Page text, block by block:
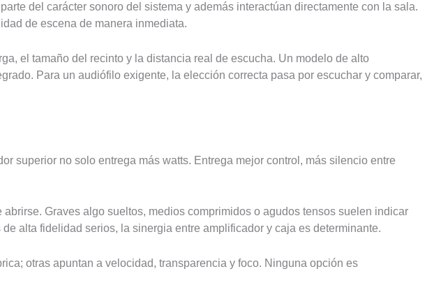
del carácter sonoro del sistema y además interactúan directamente con la sala.
de escena de manera inmediata.
el tamaño del recinto y la distancia real de escucha. Un modelo de alto
Para un audiófilo exigente, la elección correcta pasa por escuchar y comparar,
superior no solo entrega más watts. Entrega mejor control, más silencio entre
Graves algo sueltos, medios comprimidos o agudos tensos suelen indicar
alta fidelidad serios, la sinergia entre amplificador y caja es determinante.
otras apuntan a velocidad, transparencia y foco. Ninguna opción es